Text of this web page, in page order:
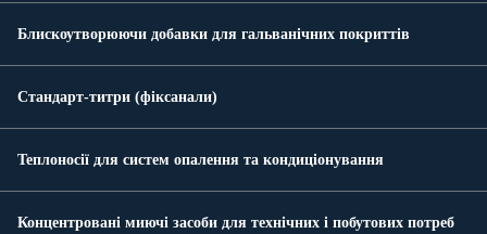
Блискоутворюючи добавки для гальванічних покриттів
Стандарт-титри (фіксанали)
Теплоносії для систем опалення та кондиціонування
Концентровані миючі засоби для технічних і побутових потреб